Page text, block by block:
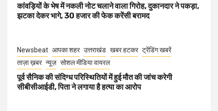
कांवड़ियों के भेष में नकली नोट चलाने वाला गिरोह, दुकानदार ने पकड़ा,
झटका देकर भागे, 30 हजार की फेक करेंसी बरामद
Newsbeat आपका शहर उत्तराखंड खबर हटकर ट्रेंडिंग खबरें
ताज़ा ख़बर न्यूज़ सोशल मीडिया वायरल
पूर्व सैनिक की संदिग्ध परिस्थितियों में हुई मौत की जांच करेगी
सीबीसीआईडी, पिता ने लगाया है हत्या का आरोप